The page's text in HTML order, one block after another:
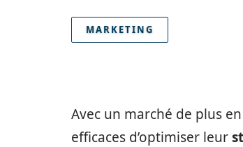
MARKETING
Avec un marché de plus
efficaces d’optimiser leur